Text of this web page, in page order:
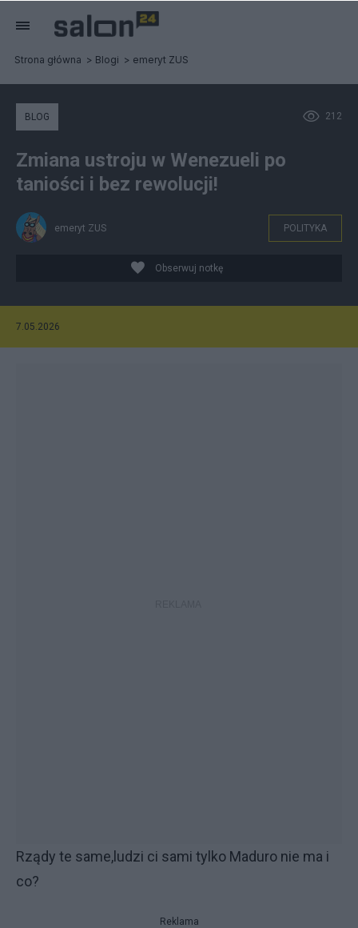
Strona główna Blogi emeryt ZUS
212
BLOG
Zmiana ustroju w Wenezueli po
taniości i bez rewolucji!
emeryt ZUS POLITYKA
Obserwuj notkę
7.05.2026
Rządy te same,ludzi ci sami tylko Maduro nie ma i
co?
Reklama